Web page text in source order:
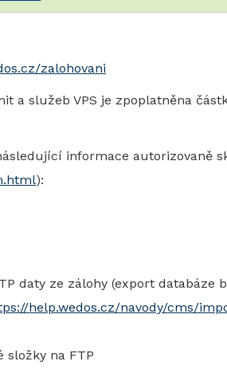
zalohovani
a služeb VPS je zpoplatněna
informace autorizovaně
):
daty ze zálohy (export databáze
help.wedos.cz/navody/cms/
složky na FTP